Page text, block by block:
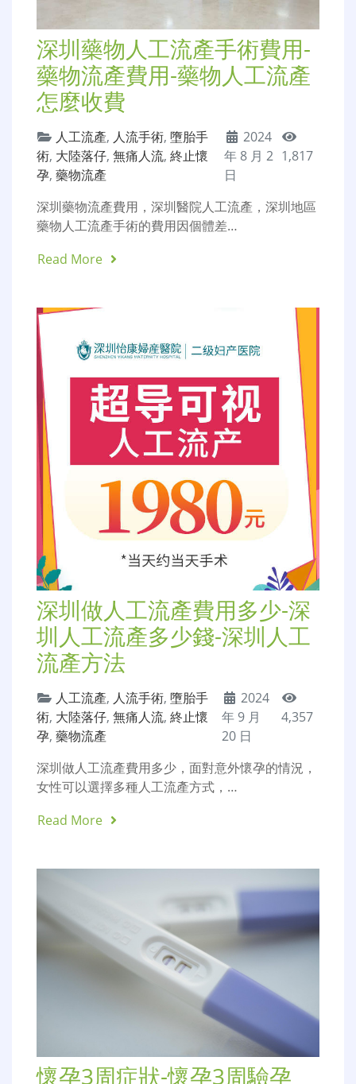
深圳藥物人工流產手術費用-
藥物流產費用-藥物人工流產
怎麼收費
人工流產, 人流手術, 墮胎手
術, 大陸落仔, 無痛人流, 終止懷
孕, 藥物流產
2024
年 8 月 2
日
1,817
深圳藥物流產費用，深圳醫院人工流產，深圳地區
藥物人工流產手術的費用因個體差…
Read More
深圳做人工流產費用多少-深
圳人工流產多少錢-深圳人工
流產方法
人工流產, 人流手術, 墮胎手
術, 大陸落仔, 無痛人流, 終止懷
孕, 藥物流產
2024
年 9 月
20 日
4,357
深圳做人工流產費用多少，面對意外懷孕的情況，
女性可以選擇多種人工流產方式，…
Read More
懷孕3周症狀-懷孕3周驗孕